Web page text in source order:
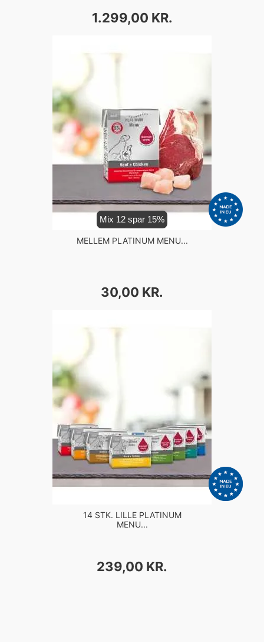
PRIS
1.299,00 KR.
Mix 12 spar 15%
MELLEM PLATINUM MENU...
PRIS
30,00 KR.
14 STK. LILLE PLATINUM
MENU...
PRIS
239,00 KR.